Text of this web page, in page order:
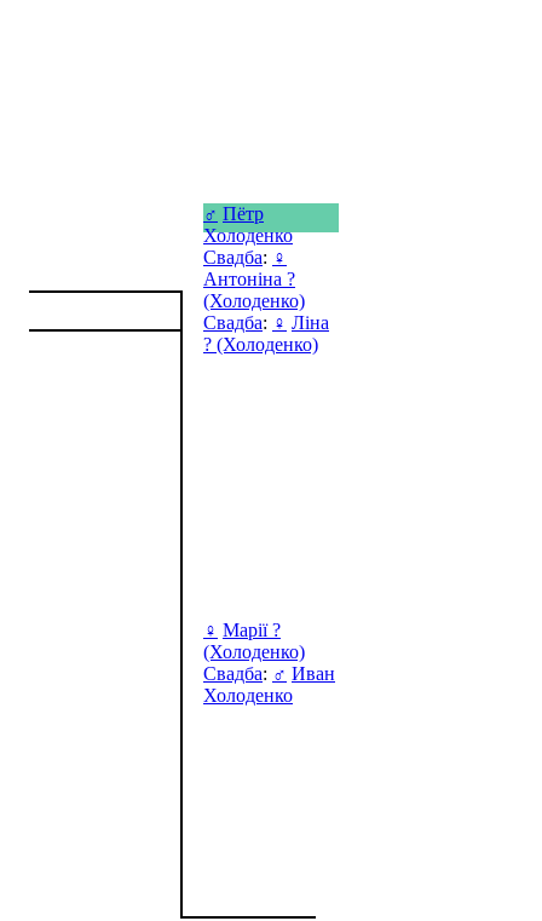
♂ Пётр
Холоденко
Свадба: ♀
Антоніна ?
(Холоденко)
Свадба: ♀ Ліна
? (Холоденко)
♀ Марії ?
(Холоденко)
Свадба: ♂ Иван
Холоденко